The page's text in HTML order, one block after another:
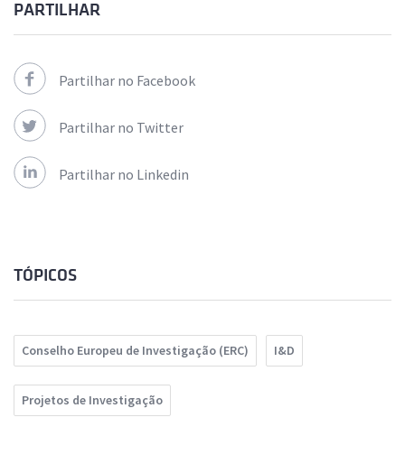
PARTILHAR
Partilhar no Facebook
Partilhar no Twitter
Partilhar no Linkedin
TÓPICOS
Conselho Europeu de Investigação (ERC) I&D
Projetos de Investigação